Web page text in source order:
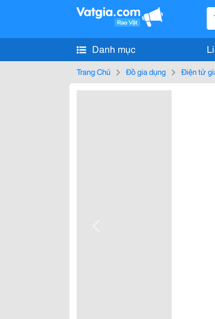
Danh mục
Trang Chủ Đồ gia dụng Điện tử